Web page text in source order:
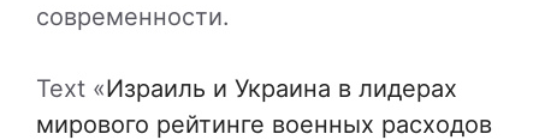
современности.
Text «Израиль и Украина в лидерах
мирового рейтинге военных расходов